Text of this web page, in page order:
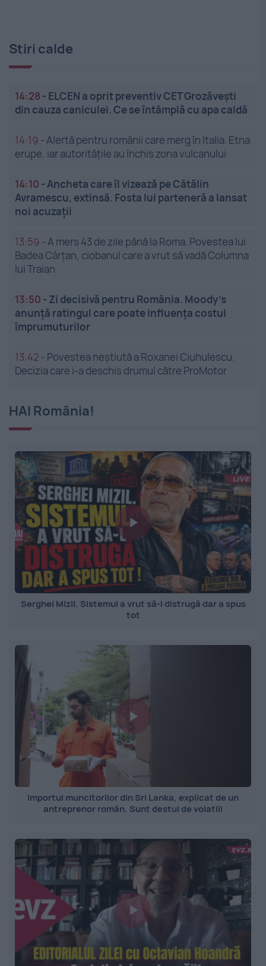
Stiri calde
14:28 - ELCEN a oprit preventiv CET Grozăveşti
din cauza caniculei. Ce se întâmplă cu apa caldă
14:19 -Alertă pentru românii care merg în Italia. Etna
erupe, iar autoritățile au închis zona vulcanului
14:10 -Ancheta care îl vizează pe Cătălin
Avramescu, extinsă. Fosta lui parteneră a lansat
noi acuzații
13:59 -A mers 43 de zile până la Roma. Povestea lui
Badea Cârțan, ciobanul care a vrut să vadă Columna
lui Traian
13:50 - Zi decisivă pentru România. Moody’s
anunță ratingul care poate influența costul
împrumuturilor
13:42 - Povestea neștiută a Roxanei Ciuhulescu.
Decizia care i-a deschis drumul către ProMotor
HAI România!
Serghei Mizil. Sistemul a vrut să-l distrugă dar a spus
tot
Importul muncitorilor din Sri Lanka, explicat de un
antreprenor român. Sunt destul de volatili